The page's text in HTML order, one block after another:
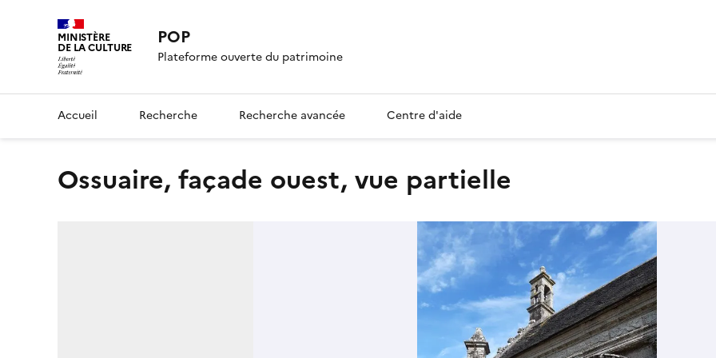
MINISTÈRE
DE LA CULTURE POP
Plateforme ouverte du patrimoine
Accueil Recherche Recherche avancée Centre d'aide
ossuaire, façade ouest, vue partielle